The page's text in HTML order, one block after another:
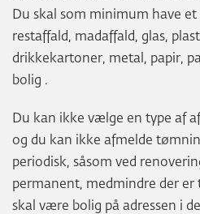
Du skal som minimum have
restaffald, madaffald, glas,
drikkekartoner, metal, papir,
bolig .
Du kan ikke vælge en type af
og du kan ikke afmelde
periodisk, såsom ved
permanent, medmindre der er
skal være bolig på adressen i